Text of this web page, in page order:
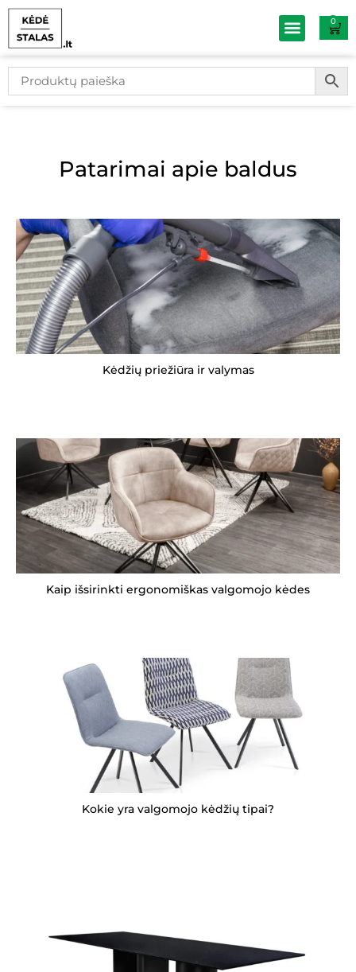
0
Patarimai apie baldus
Kėdžių priežiūra ir valymas
Kaip išsirinkti ergonomiškas valgomojo kėdes
Kokie yra valgomojo kėdžių tipai?